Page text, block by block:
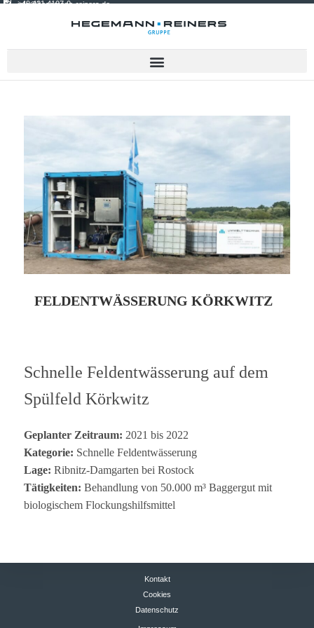
+49 421 4107-0
info@hegemann-reiners.de
FELDENTWÄSSERUNG KÖRKWITZ
Schnelle Feld­ent­wäs­se­rung auf dem
Spül­feld Körkwitz
Geplan­ter Zeit­raum: 2021 bis 2022
Kate­go­rie: Schnelle Feld­ent­wäs­se­rung
Lage: Rib­nitz-Dam­gar­ten bei Rostock
Tätig­kei­ten: Behand­lung von 50.000 m³ Bag­ger­gut mit
bio­lo­gi­schem Flockungshilfsmittel
Kontakt
Cookies
Datenschutz